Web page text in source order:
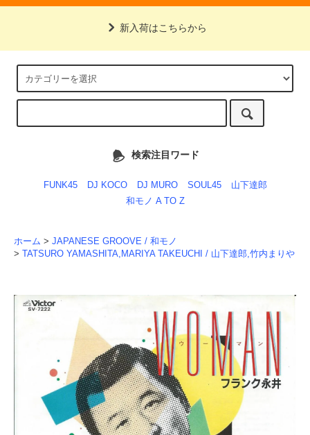
新入荷はこちらから
検索注目ワード
FUNK45 DJ KOCO DJ MURO SOUL45
山下達郎
和モノ A TO Z
ホーム > JAPANESE GROOVE / 和モノ
> TATSURO YAMASHITA,MARIYA TAKEUCHI / 山下達郎,竹内まりや